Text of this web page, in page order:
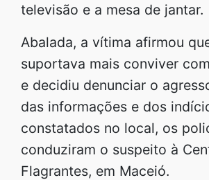
televisão e a mesa de jantar.
Abalada, a vítima afirmou
suportava mais conviver
e decidiu denunciar o
das informações e dos
constatados no local, os
conduziram o suspeito à
Flagrantes, em Maceió.